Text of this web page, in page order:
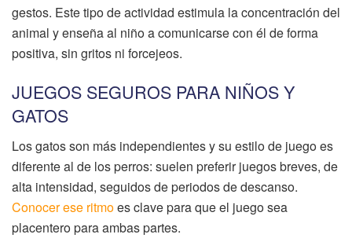
gestos. Este tipo de actividad estimula la concentración del
animal y enseña al niño a comunicarse con él de forma
positiva, sin gritos ni forcejeos.
JUEGOS SEGUROS PARA NIÑOS Y
GATOS
Los gatos son más independientes y su estilo de juego es
diferente al de los perros: suelen preferir juegos breves, de
alta intensidad, seguidos de periodos de descanso.
Conocer ese ritmoes clave para que el juego sea
placentero para ambas partes.